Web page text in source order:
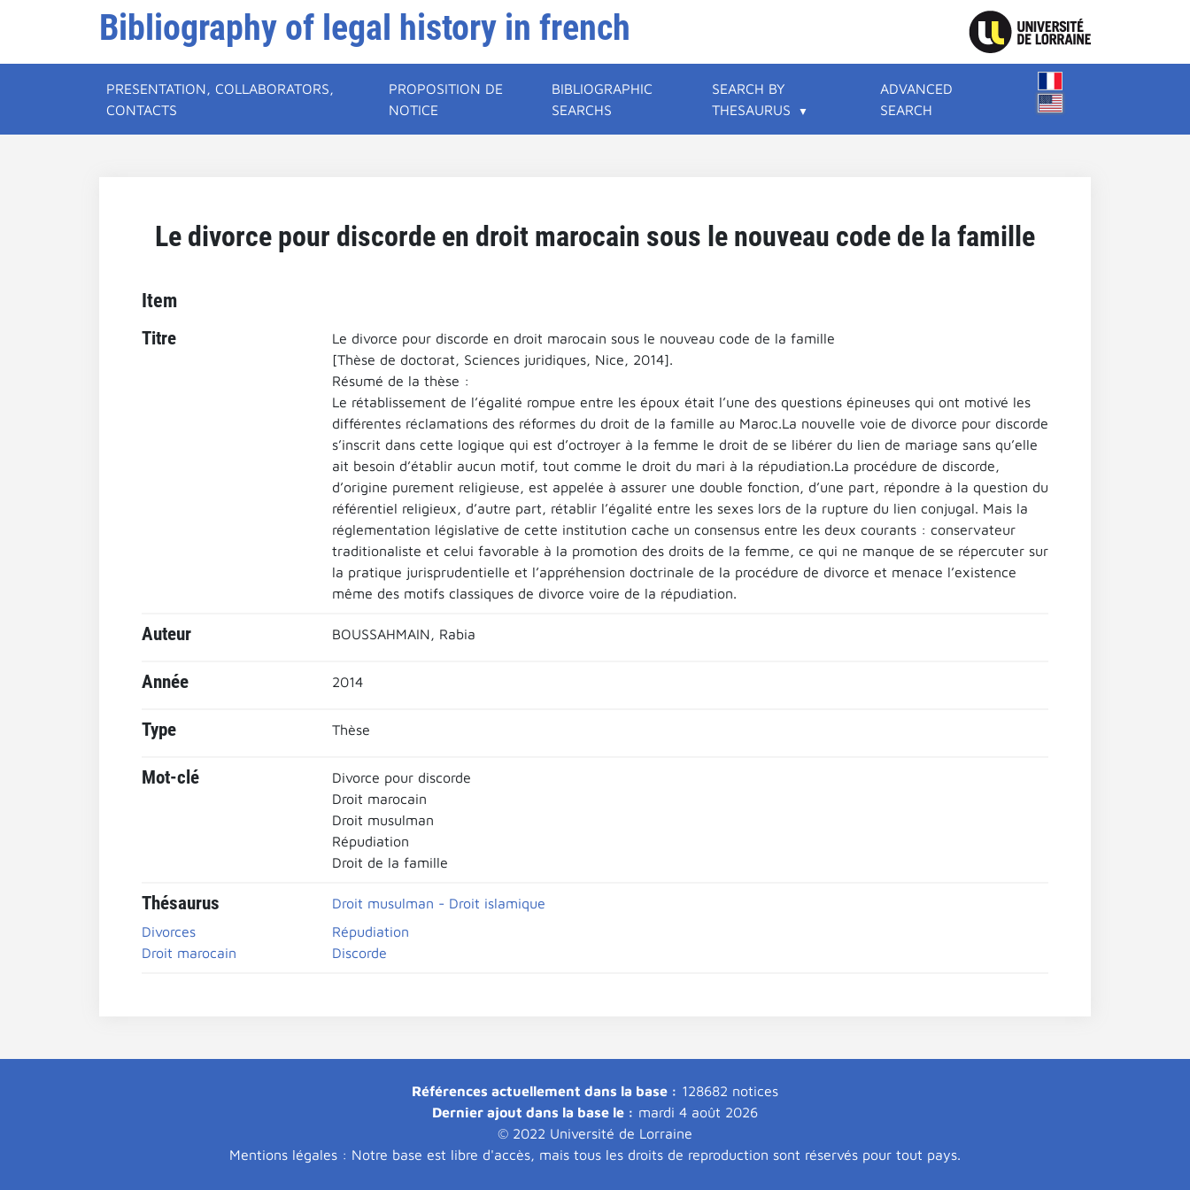
Bibliography of legal history in french
PRESENTATION, COLLABORATORS,
CONTACTS
PROPOSITION DE
NOTICE
BIBLIOGRAPHIC
SEARCHS
SEARCH BY
THESAURUS
ADVANCED
SEARCH
Le divorce pour discorde en droit marocain sous le nouveau code de la famille
Item
Titre
Le divorce pour discorde en droit marocain sous le nouveau code de la famille
[Thèse de doctorat, Sciences juridiques, Nice, 2014].
Résumé de la thèse :
Le rétablissement de l’égalité rompue entre les époux était l’une des questions épineuses qui ont motivé les
différentes réclamations des réformes du droit de la famille au Maroc.La nouvelle voie de divorce pour discorde
s’inscrit dans cette logique qui est d’octroyer à la femme le droit de se libérer du lien de mariage sans qu’elle
ait besoin d’établir aucun motif, tout comme le droit du mari à la répudiation.La procédure de discorde,
d’origine purement religieuse, est appelée à assurer une double fonction, d’une part, répondre à la question du
référentiel religieux, d’autre part, rétablir l’égalité entre les sexes lors de la rupture du lien conjugal. Mais la
réglementation législative de cette institution cache un consensus entre les deux courants : conservateur
traditionaliste et celui favorable à la promotion des droits de la femme, ce qui ne manque de se répercuter sur
la pratique jurisprudentielle et l’appréhension doctrinale de la procédure de divorce et menace l’existence
même des motifs classiques de divorce voire de la répudiation.
Auteur BOUSSAHMAIN, Rabia
Année 2014
Type Thèse
Mot-clé
Divorce pour discorde
Droit marocain
Droit musulman
Répudiation
Droit de la famille
Thésaurus
Droit musulman - Droit islamique
Divorces
Répudiation
Droit marocain
Discorde
Références actuellement dans la base : 128682 notices
Dernier ajout dans la base le : mardi 4 août 2026
© 2022 Université de Lorraine
Mentions légales : Notre base est libre d'accès, mais tous les droits de reproduction sont réservés pour tout pays.